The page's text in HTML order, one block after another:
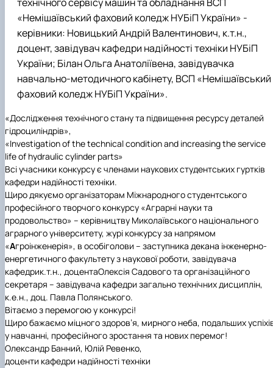
«Немішаївський фаховий коледж НУБіП України» -
керівники: Новицький Андрій Валентинович, к.т.н.,
доцент, завідувач кафедри надійності техніки НУБіП
України; Білан Ольга Анатоліївена, завідувачка
навчально-методичного кабінету, ВСП «Немішаївський
фаховий коледж НУБіП України».
«Дослідження технічного стану та підвищення ресурсу деталей
гідроциліндрів»,
«Investigation of the technical condition and increasing the service
life of hydraulic cylinder parts»
Всі учасники конкурсу є членами наукових студентських гуртків
кафедри надійності техніки.
Щиро дякуємо організаторам Міжнародного студентського
професійного творчого конкурсу «Аграрні науки та
продовольство» – керівництву Миколаївського національного
аграрного університету, журі конкурсу за напрямом
«Агроінженерія», в особіголови – заступника декана інженерно-
енергетичного факультету з наукової роботи, завідувача
кафедрик.т.н., доцентаОлексія Садовогота організаційного
секретаря – завідувача кафедри загально технічних дисциплін,
к.е.н., доц. Павла Полянського.
Вітаємо з перемогою у конкурсі!
Щиро бажаємо міцного здоров’я, мирного неба, подальших
у навчанні, професійного зростання та нових перемог!
Олександр Банний, Юлій Ревенко,
доценти кафедри надійності техніки